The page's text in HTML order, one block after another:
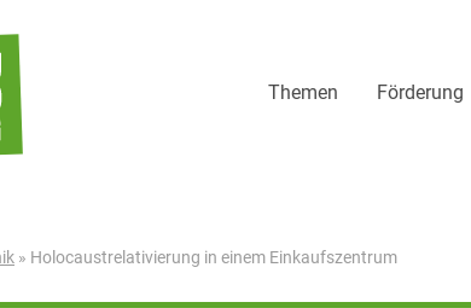
Themen Förderung
» Holocaustrelativierung in einem Einkaufszentrum